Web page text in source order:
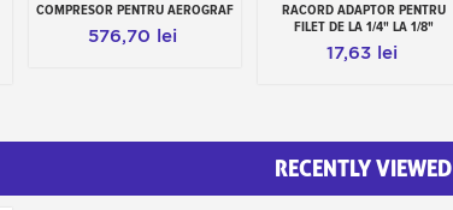
Add to cart
COMPRESOR PENTRU AEROGRAF
576,70 lei
Add to cart
RACORD ADAPTOR PENTRU
FILET DE LA 1/4" LA 1/8"
17,63 lei
RECENTLY VIEWED